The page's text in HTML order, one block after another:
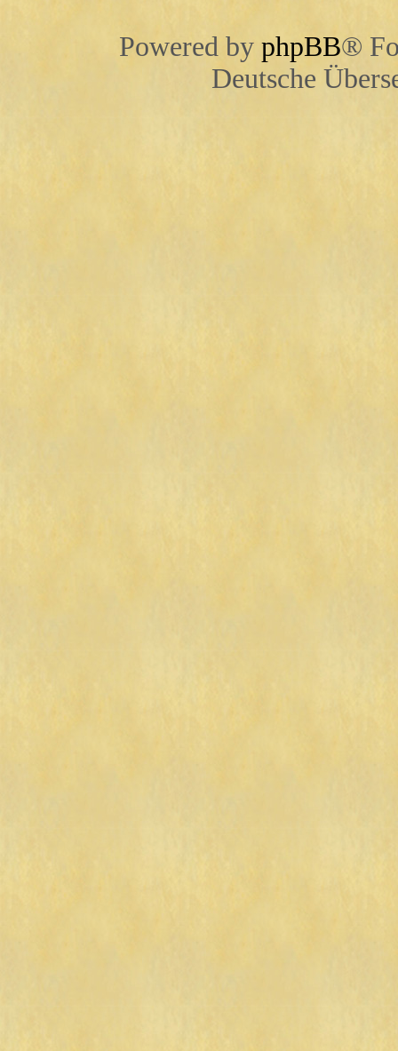
Powered by phpBB®
Deutsche